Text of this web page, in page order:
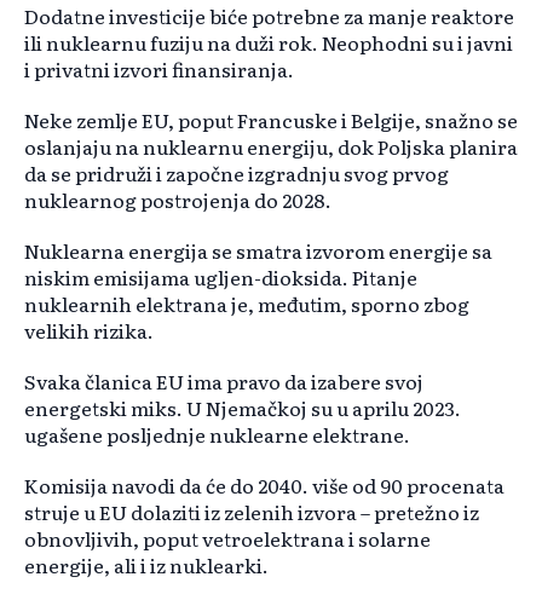
Dodatne investicije biće potrebne za manje reaktore
ili nuklearnu fuziju na duži rok. Neophodni su i javni
i privatni izvori finansiranja.
Neke zemlje EU, poput Francuske i Belgije, snažno se
oslanjaju na nuklearnu energiju, dok Poljska planira
da se pridruži i započne izgradnju svog prvog
nuklearnog postrojenja do 2028.
Nuklearna energija se smatra izvorom energije sa
niskim emisijama ugljen-dioksida. Pitanje
nuklearnih elektrana je, međutim, sporno zbog
velikih rizika.
Svaka članica EU ima pravo da izabere svoj
energetski miks. U Njemačkoj su u aprilu 2023.
ugašene posljednje nuklearne elektrane.
Komisija navodi da će do 2040. više od 90 procenata
struje u EU dolaziti iz zelenih izvora – pretežno iz
obnovljivih, poput vetroelektrana i solarne
energije, ali i iz nuklearki.